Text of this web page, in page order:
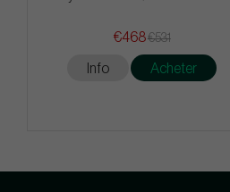
€468€531
Info Acheter